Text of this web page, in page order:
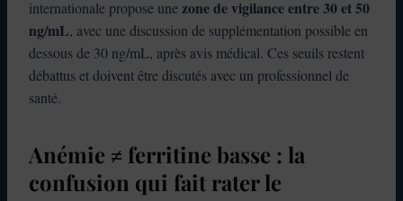
internationale propose une zone de vigilance entre 30 et 50
ng/mL, avec une discussion de supplémentation possible en
dessous de 30 ng/mL, après avis médical. Ces seuils restent
débattus et doivent être discutés avec un professionnel de
santé.
Anémie ≠ ferritine basse : la
confusion qui fait rater le